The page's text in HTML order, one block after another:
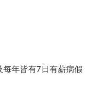
年皆有7日有薪病假